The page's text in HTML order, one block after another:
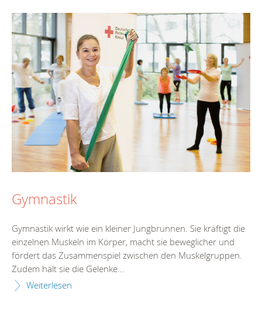
Gymnastik
Gymnastik wirkt wie ein kleiner Jungbrunnen. Sie kräftigt die
einzelnen Muskeln im Körper, macht sie beweglicher und
fördert das Zusammenspiel zwischen den Muskelgruppen.
Zudem hält sie die Gelenke...
Weiterlesen